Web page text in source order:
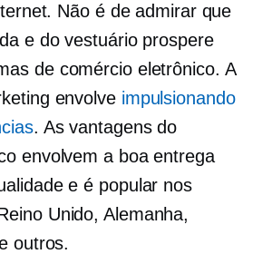
Não é de admirar que
e do vestuário prospere
de comércio eletrônico. A
envolve impulsionando
. As vantagens do
envolvem a boa entrega
e é popular nos
Unido, Alemanha,
outros.